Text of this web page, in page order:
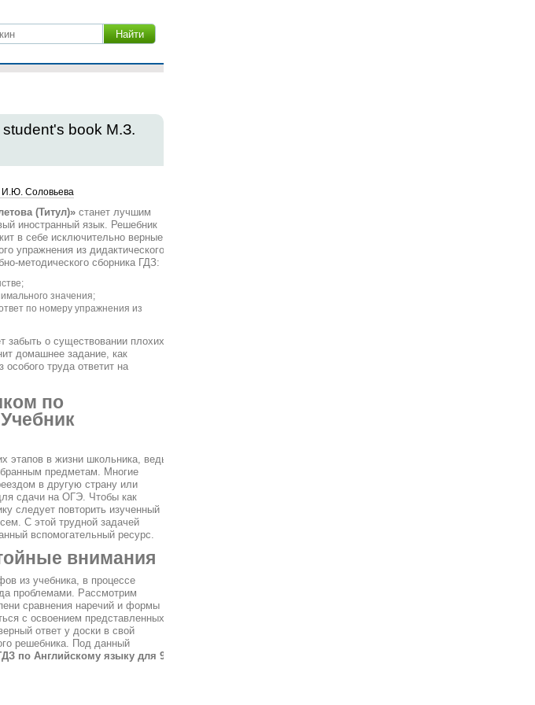
student's book М.З.
И.Ю. Соловьева
(Титул)»станет лучшим
иностранный язык. Решебник
в себе исключительно верные
упражнения из дидактического
методического сборника ГДЗ:
значения;
по номеру упражнения из
забыть о существовании плохих
домашнее задание, как
особого труда ответит на
по
этапов в жизни школьника, ведь
предметам. Многие
в другую страну или
сдачи на ОГЭ. Чтобы как
следует повторить изученный
С этой трудной задачей
вспомогательный ресурс.
внимания
из учебника, в процессе
проблемами. Рассмотрим
сравнения наречий и формы
с освоением представленных
ответ у доски в свой
решебника. Под данный
по Английскому языку для 9